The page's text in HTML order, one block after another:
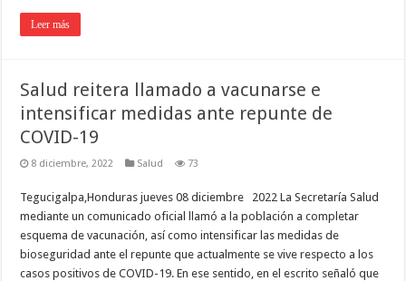
Leer más
Salud reitera llamado a vacunarse e
intensificar medidas ante repunte de
COVID-19
8 diciembre, 2022 Salud 73
Tegucigalpa,Honduras jueves 08 diciembre 2022 La Secretaría Salud
mediante un comunicado oficial llamó a la población a completar
esquema de vacunación, así como intensificar las medidas de
bioseguridad ante el repunte que actualmente se vive respecto a los
casos positivos de COVID-19. En ese sentido, en el escrito señaló que